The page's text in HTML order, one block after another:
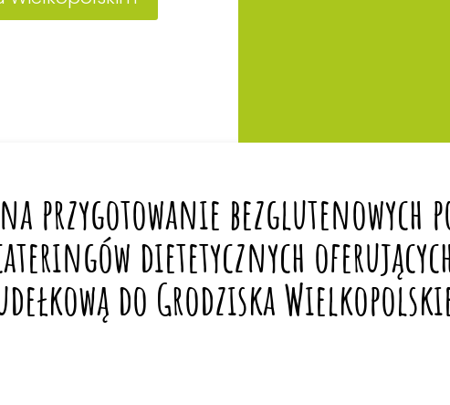
przygotowanie bezglutenowych
dietetycznych
do Grodziska